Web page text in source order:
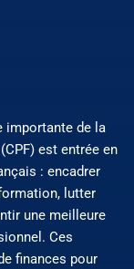
importante de la
est entrée en
: encadrer
lutter
une meilleure
Ces
finances pour